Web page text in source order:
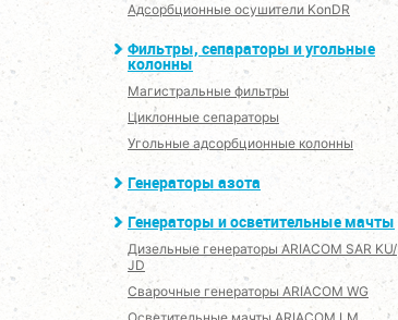
Адсорбционные осушители KonDR
Фильтры, сепараторы и угольные
колонны
Магистральные фильтры
Циклонные сепараторы
Угольные адсорбционные колонны
Генераторы азота
Генераторы и осветительные мачты
Дизельные генераторы ARIACOM SAR KU/
JD
Сварочные генераторы ARIACOM WG